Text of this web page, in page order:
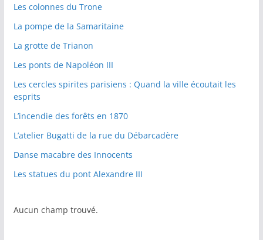
Les colonnes du Trone
La pompe de la Samaritaine
La grotte de Trianon
Les ponts de Napoléon III
Les cercles spirites parisiens : Quand la ville écoutait les
esprits
L’incendie des forêts en 1870
L’atelier Bugatti de la rue du Débarcadère
Danse macabre des Innocents
Les statues du pont Alexandre III
Aucun champ trouvé.